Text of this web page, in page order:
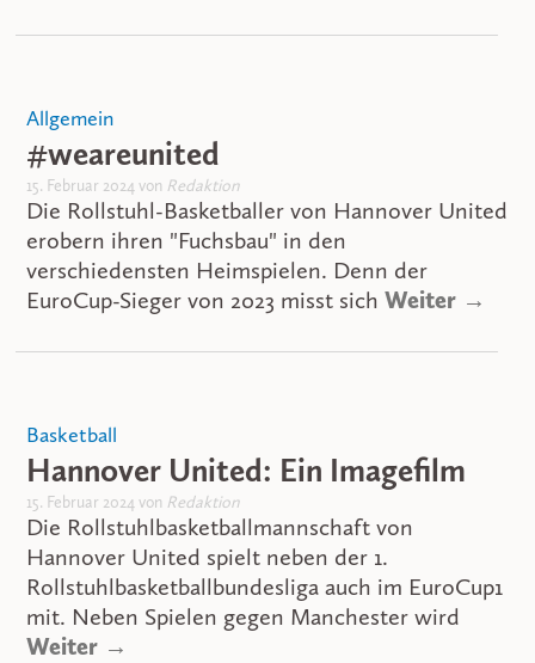
Allgemein
#weareunited
15. Februar 2024 von Redaktion
Die Rollstuhl-Basketballer von Hannover United
erobern ihren "Fuchsbau" in den
verschiedensten Heimspielen. Denn der
EuroCup-Sieger von 2023 misst sich Weiter →
Basketball
Hannover United: Ein Imagefilm
15. Februar 2024 von Redaktion
Die Rollstuhlbasketballmannschaft von
Hannover United spielt neben der 1.
Rollstuhlbasketballbundesliga auch im EuroCup1
mit. Neben Spielen gegen Manchester wird
Weiter →